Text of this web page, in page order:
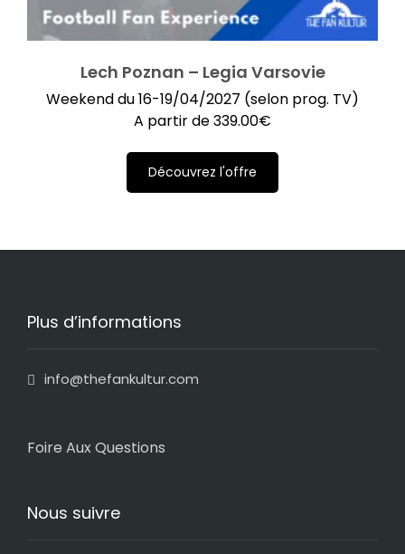
Lech Poznan – Legia Varsovie
Weekend du 16-19/04/2027 (selon prog. TV)
A partir de339.00€
Découvrez l'offre
Plus d’informations
info@thefankultur.com
Foire Aux Questions
Nous suivre